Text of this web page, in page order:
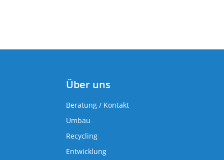
Über uns
Beratung / Kontakt
Umbau
Recycling
Entwicklung